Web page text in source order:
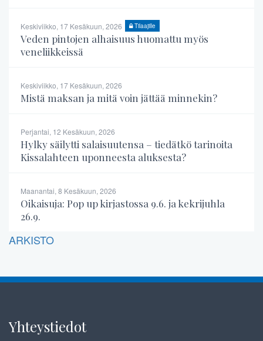
Keskiviikko, 17 Kesäkuun, 2026 Tilaajille
Veden pintojen alhaisuus huomattu myös
veneliikkeissä
Keskiviikko, 17 Kesäkuun, 2026
Mistä maksan ja mitä voin jättää minnekin?
Perjantai, 12 Kesäkuun, 2026
Hylky säilytti salaisuutensa – tiedätkö tarinoita
Kissalahteen uponneesta aluksesta?
Maanantai, 8 Kesäkuun, 2026
Oikaisuja: Pop up kirjastossa 9.6. ja kekrijuhla
26.9.
ARKISTO
Yhteystiedot